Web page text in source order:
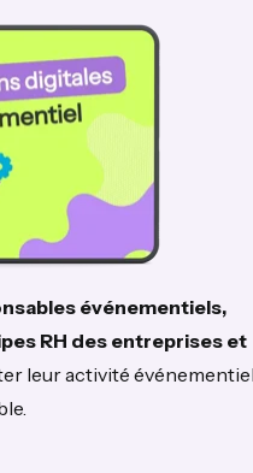
événementiels,
RH des entreprises et
leur activité